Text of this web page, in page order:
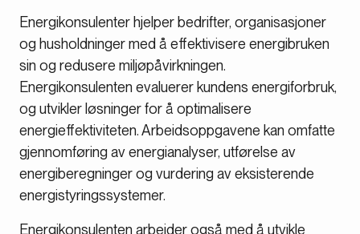
Energikonsulenter hjelper bedrifter, organisasjoner
og husholdninger med å effektivisere energibruken
sin og redusere miljøpåvirkningen.
Energikonsulenten evaluerer kundens energiforbruk,
og utvikler løsninger for å optimalisere
energieffektiviteten. Arbeidsoppgavene kan omfatte
gjennomføring av energianalyser, utførelse av
energiberegninger og vurdering av eksisterende
energistyringssystemer.
Energikonsulenten arbeider også med å utvikle